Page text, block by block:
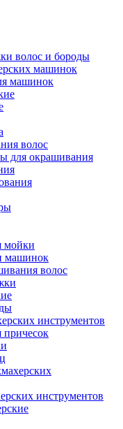
волос и бороды
машинок
машинок
волос
для окрашивания
мойки
машинок
волос
инструментов
причесок
инструментов